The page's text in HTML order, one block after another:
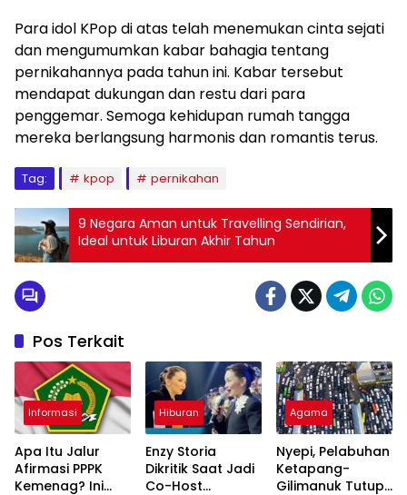
Para idol KPop di atas telah menemukan cinta sejati
dan mengumumkan kabar bahagia tentang
pernikahannya pada tahun ini. Kabar tersebut
mendapat dukungan dan restu dari para
penggemar. Semoga kehidupan rumah tangga
mereka berlangsung harmonis dan romantis terus.
Tag: kpop pernikahan
9 Negara Aman untuk Travelling Sendirian,
Ideal untuk Liburan Akhir Tahun
Pos Terkait
Informasi
Apa Itu Jalur
Afirmasi PPPK
Kemenag? Ini
Hiburan
Enzy Storia
Dikritik Saat Jadi
Co-Host
Agama
Nyepi, Pelabuhan
Ketapang-
Gilimanuk Tutup